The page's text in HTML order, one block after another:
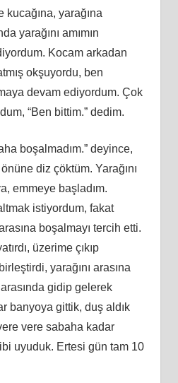
yarağına
yarağını amımın
Kocam arkadan
okşuyordu, ben
devam ediyordum. Çok
“Ben bittim.” dedim.
boşalmadım.” deyince,
diz çöktüm. Yarağını
emmeye başladım.
istiyordum, fakat
boşalmayı tercih etti.
üzerime çıkıp
yarağını arasına
gidip gelerek
banyoya gittik, duş aldık
vere sabaha kadar
uyuduk. Ertesi gün tam 10